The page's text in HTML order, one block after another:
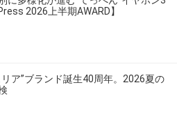
2026上半期AWARD】
ア”ブランド誕生40周年。2026夏の